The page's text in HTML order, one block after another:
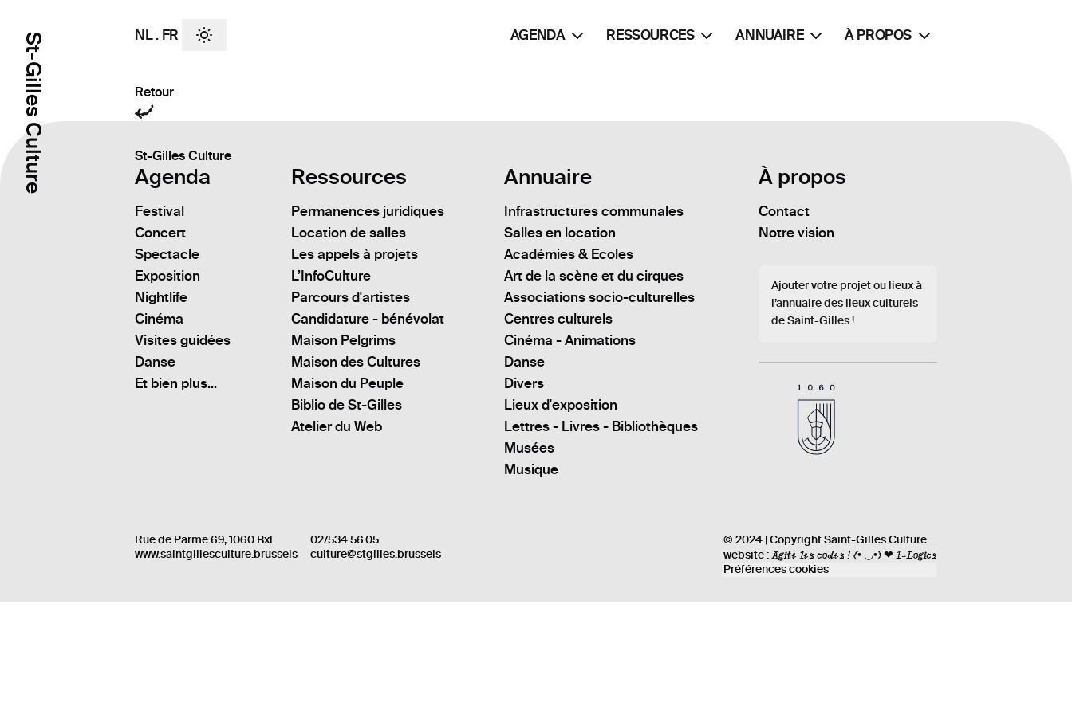
St-Gilles Culture NL . FR AGENDA RESSOURCES ANNUAIRE À PROPOS
Retour
St-Gilles Culture
Agenda
Festival
Concert
Spectacle
Exposition
Nightlife
Cinéma
Visites guidées
Danse
Et bien plus...
Ressources
Permanences juridiques
Location de salles
Les appels à projets
L’InfoCulture
Parcours d'artistes
Candidature - bénévolat
Maison Pelgrims
Maison des Cultures
Maison du Peuple
Biblio de St-Gilles
Atelier du Web
Annuaire
Infrastructures communales
Salles en location
Académies & Ecoles
Art de la scène et du cirques
Associations socio-culturelles
Centres culturels
Cinéma - Animations
Danse
Divers
Lieux d'exposition
Lettres - Livres - Bibliothèques
Musées
Musique
À propos
Contact
Notre vision
Ajouter votre projet ou lieux à
l’annuaire des lieux culturels
de Saint-Gilles !
Rue de Parme 69, 1060 Bxl
www.saintgillesculture.brussels
02/534.56.05
culture@stgilles.brussels
© 2024 | Copyright Saint-Gilles Culture
website :Agite les codes ! (• ◡•) ❤ I-Logics
Préférences cookies